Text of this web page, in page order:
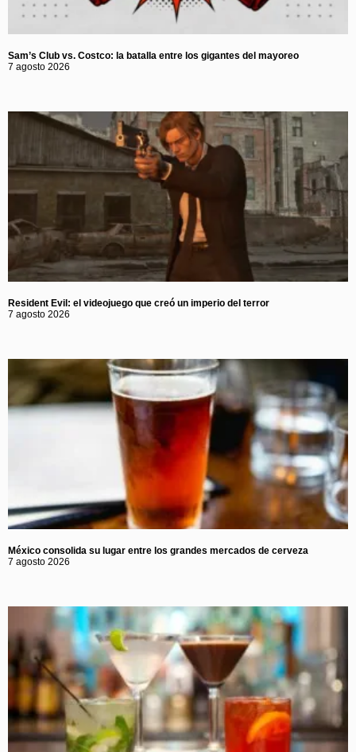
Sam’s Club vs. Costco: la batalla entre los gigantes del mayoreo
7 agosto 2026
Resident Evil: el videojuego que creó un imperio del terror
7 agosto 2026
México consolida su lugar entre los grandes mercados de cerveza
7 agosto 2026